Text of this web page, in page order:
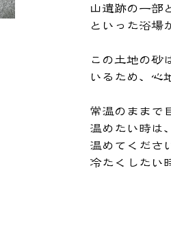
山遺跡の一部
といった浴場
この土地の砂
いるため、心
常温のままで
温めたい時は
温めてくださ
冷たくしたい